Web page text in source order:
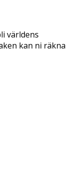
världens
kan ni räkna